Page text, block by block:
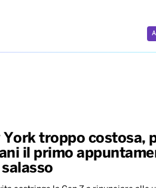
York troppo costosa,
il primo